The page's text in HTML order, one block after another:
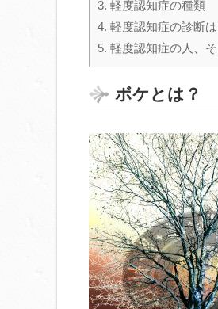
3. 軽度認知症の種類
4. 軽度認知症の診断
5. 軽度認知症の人、
ボケとは？